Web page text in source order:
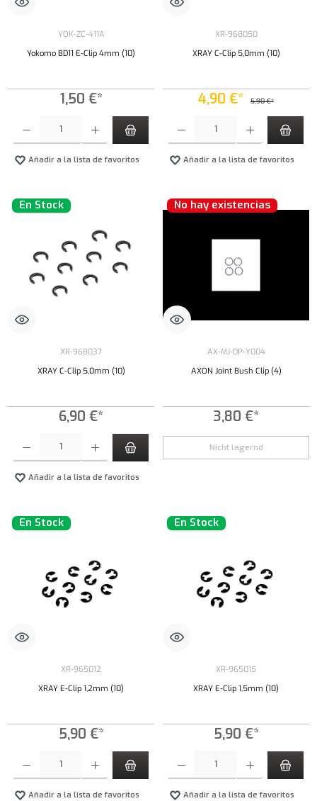
YOK-ZC-411A
Yokomo BD11 E-Clip 4mm (10)
1,50 €*
Añadir a la lista de favoritos
XR-968050
XRAY C-Clip 5,0mm (10)
4,90 €* 5,90 €*
Añadir a la lista de favoritos
En Stock
XR-968037
XRAY C-Clip 5,0mm (10)
6,90 €*
Cantidad del producto: introduce la cantidad deseada o usa los botones para aumentar o
Añadir a la lista de favoritos
No hay existencias
AX-MJ-DP-Y004
AXON Joint Bush Clip (4)
3,80 €*
Nicht lagernd
En Stock
XR-965012
XRAY E-Clip 1,2mm (10)
5,90 €*
Añadir a la lista de favoritos
En Stock
XR-965015
XRAY E-Clip 1,5mm (10)
5,90 €*
Añadir a la lista de favoritos